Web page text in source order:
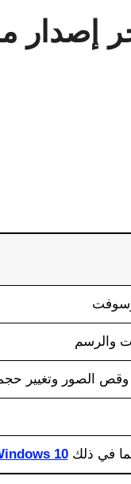
والرسم
وقص الصور وتغيير
10